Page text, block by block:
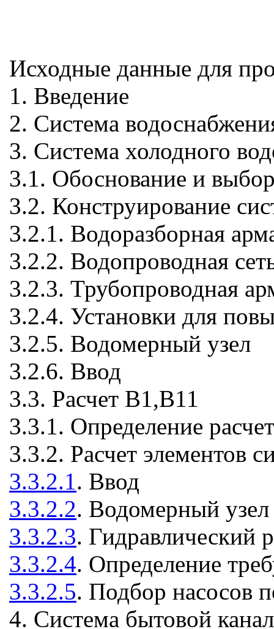
Исходные данные для
1. Введение
2. Система
3. Система холодного
3.1. Обоснование и
3.2. Конструирование
3.2.1. Водоразборная
3.2.2. Водопроводная
3.2.3. Трубопроводная
3.2.4. Установки для
3.2.5. Водомерный узел
3.2.6. Ввод
3.3. Расчет В1,В11
3.3.1. Определение
3.3.2. Расчет элементов
3.3.2.1. Ввод
3.3.2.2. Водомерный узел
3.3.2.3. Гидравлический
3.3.2.4. Определение
3.3.2.5. Подбор насосов
4. Система бытовой